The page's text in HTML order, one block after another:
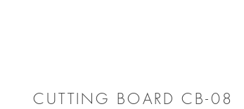
CUTTING BOARD CB-08